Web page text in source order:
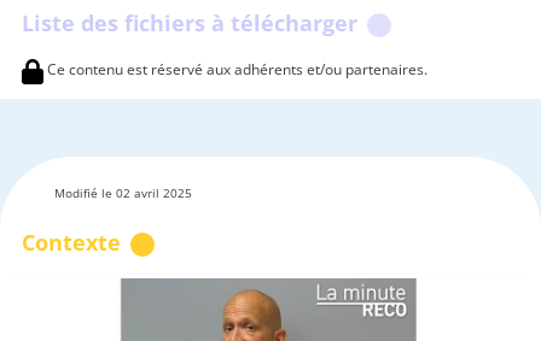
Liste des fichiers à télécharger
Ce contenu est réservé aux adhérents et/ou partenaires.
Modifié le 02 avril 2025
Contexte